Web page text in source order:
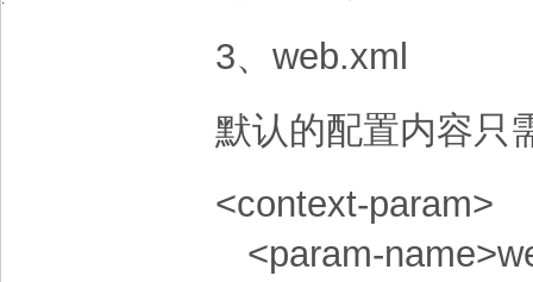
3、web.xml
默认的配置内容只
<context-param>
<param-